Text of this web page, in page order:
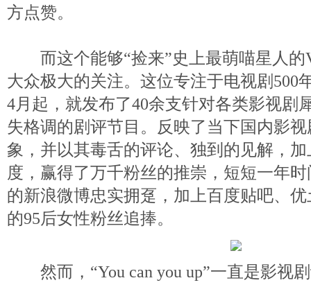
方点赞。
而这个能够“捡来”史上最萌喵星人的
大众极大的关注。这位专注于电视剧500
4月起，就发布了40余支针对各类影视剧
失格调的剧评节目。反映了当下国内影
象，并以其毒舌的评论、独到的见解，
度，赢得了万千粉丝的推崇，短短一年
的新浪微博忠实拥趸，加上百度贴吧、
的95后女性粉丝追捧。
然而，“You can you up”一直是影视